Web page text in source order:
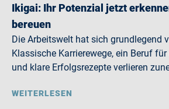
Ikigai: Ihr Potenzial jetzt
bereuen
Die Arbeitswelt hat sich grundlegend
Klassische Karrierewege, ein Beruf
und klare Erfolgsrezepte verlieren
WEITERLESEN